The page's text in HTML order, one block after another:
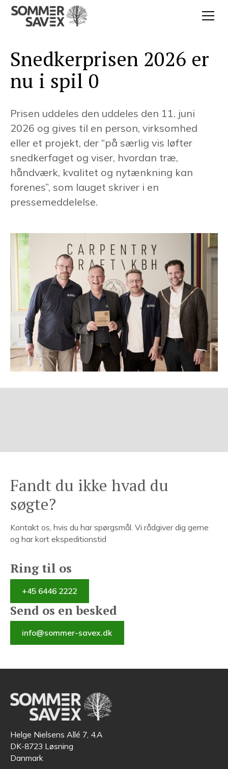
Snedkerprisen 2026 er
nu i spil 0
Prisen uddeles den uddeles den 11. juni
2026 og gives til en person, virksomhed
eller et projekt, der “på særlig vis løfter
snedkerfaget og viser, hvordan træ,
håndværk, kvalitet og nytænkning kan
forenes”, som lauget skriver i en
pressemeddelelse.
Fandt du ikke hvad du
søgte?
Kontakt os, hvis du har spørgsmål. Vi rådgiver dig gerne
og har kort ekspeditionstid
Ring til os
+45 6446 2222
Send os en besked
info@sommer-savex.dk
Helge Nielsens Allé 7, 4.A
DK-8723 Løsning
Danmark